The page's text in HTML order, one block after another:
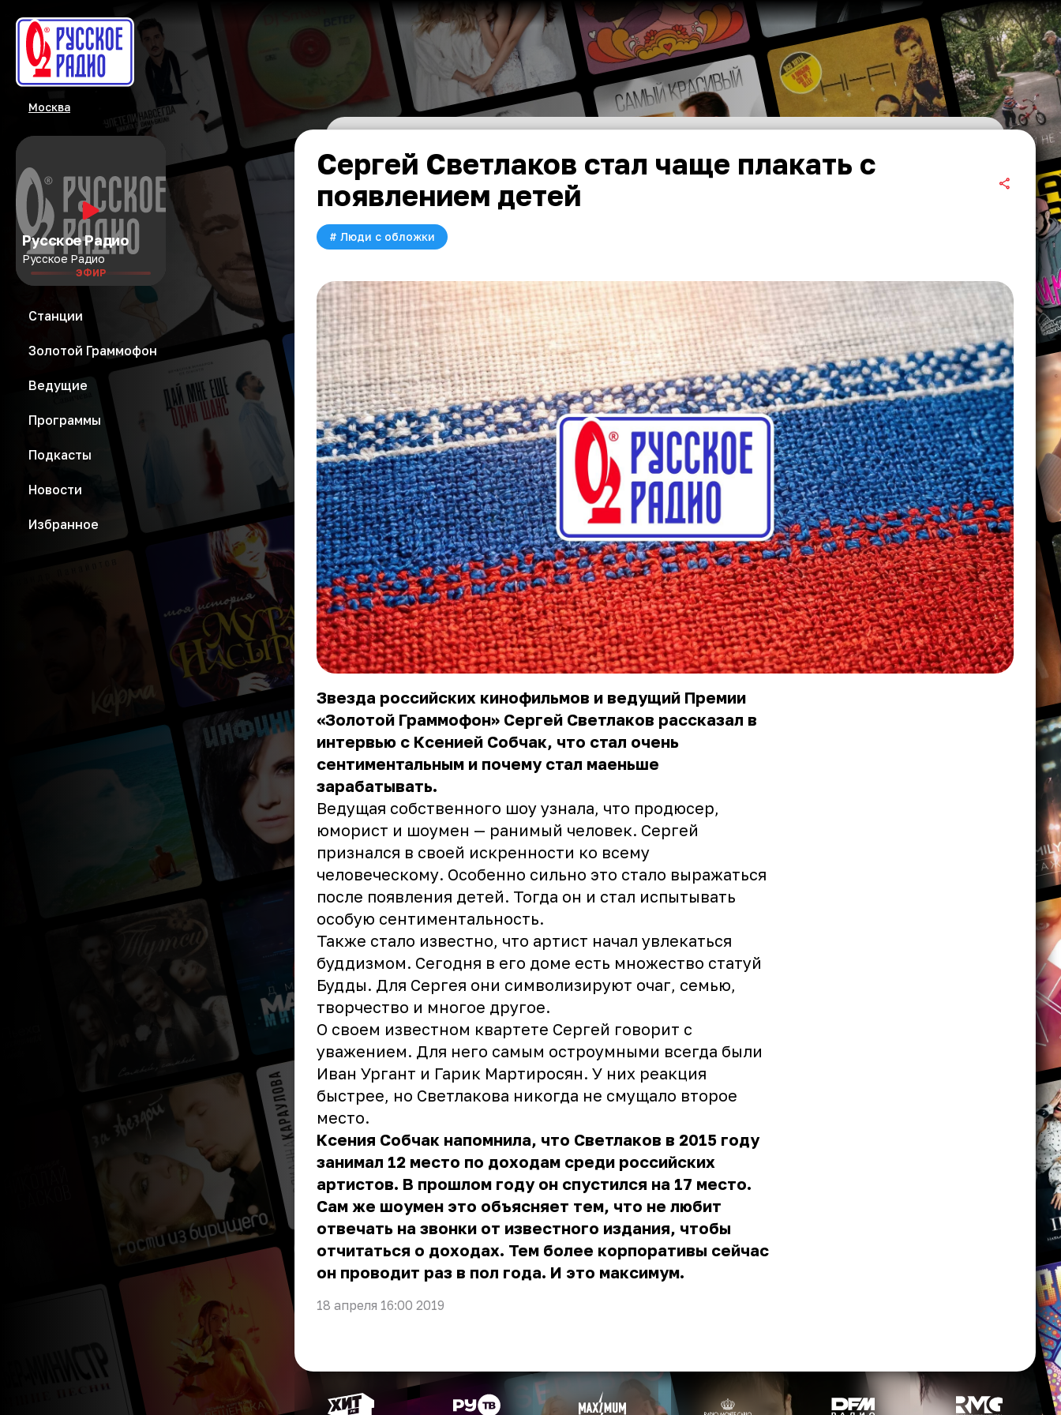
Москва
Русское Радио
Русское Радио
ЭФИР
Станции
Золотой Граммофон
Ведущие
Программы
Подкасты
Новости
Избранное
Сергей Светлаков стал чаще плакать с
появлением детей
# Люди с обложки
Звезда российских кинофильмов и ведущий Премии
«Золотой Граммофон» Сергей Светлаков рассказал в
интервью с Ксенией Собчак, что стал очень
сентиментальным и почему стал маеньше
зарабатывать.
Ведущая собственного шоу узнала, что продюсер,
юморист и шоумен — ранимый человек. Сергей
признался в своей искренности ко всему
человеческому. Особенно сильно это стало выражаться
после появления детей. Тогда он и стал испытывать
особую сентиментальность.
Также стало известно, что артист начал увлекаться
буддизмом. Сегодня в его доме есть множество статуй
Будды. Для Сергея они символизируют очаг, семью,
творчество и многое другое.
О своем известном квартете Сергей говорит с
уважением. Для него самым остроумными всегда были
Иван Ургант и Гарик Мартиросян. У них реакция
быстрее, но Светлакова никогда не смущало второе
место.
Ксения Собчак напомнила, что Светлаков в 2015 году
занимал 12 место по доходам среди российских
артистов. В прошлом году он спустился на 17 место.
Сам же шоумен это объясняет тем, что не любит
отвечать на звонки от известного издания, чтобы
отчитаться о доходах. Тем более корпоративы сейчас
он проводит раз в пол года. И это максимум.
18 апреля 16:00 2019